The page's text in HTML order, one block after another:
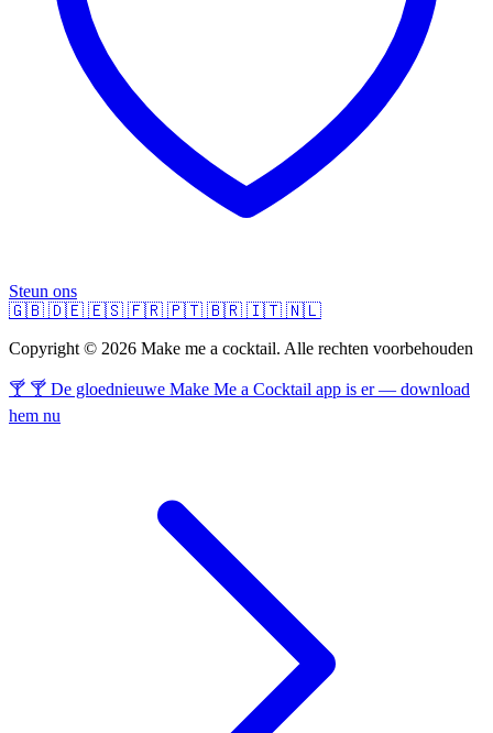
Steun ons
🇬🇧 🇩🇪 🇪🇸 🇫🇷 🇵🇹 🇧🇷 🇮🇹 🇳🇱
Copyright © 2026 Make me a cocktail. Alle rechten voorbehouden
🍸 🍸 De gloednieuwe Make Me a Cocktail app is er — download
hem nu